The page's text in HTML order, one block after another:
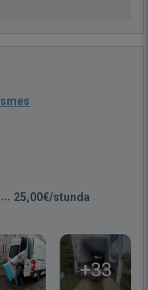
25,00€/stunda
+33